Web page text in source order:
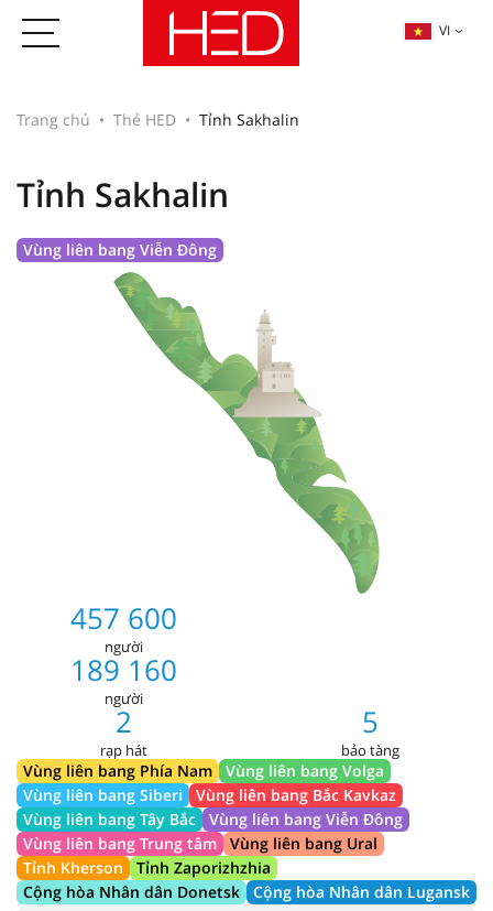
VI
Trang chủ Thẻ HED Tỉnh Sakhalin
Tỉnh Sakhalin
Vùng liên bang Viễn Đông
457 600
người
189 160
người
2
rạp hát
5
bảo tàng
Vùng liên bang Phía Nam
Vùng liên bang Volga
Vùng liên bang Siberi
Vùng liên bang Bắc Kavkaz
Vùng liên bang Tây Bắc
Vùng liên bang Viễn Đông
Vùng liên bang Trung tâm
Vùng liên bang Ural
Tỉnh Kherson
Tỉnh Zaporizhzhia
Cộng hòa Nhân dân Donetsk
Cộng hòa Nhân dân Lugansk